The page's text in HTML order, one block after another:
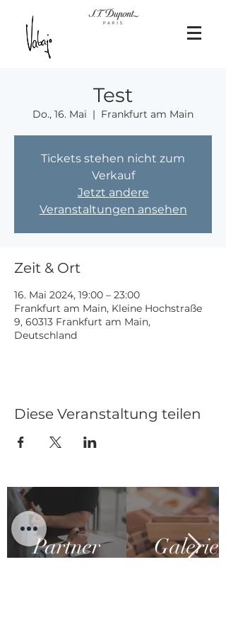
Test
Do., 16. Mai
  |
Frankfurt am Main
Tickets stehen nicht zum
Verkauf
Jetzt andere
Veranstaltungen ansehen
Zeit & Ort
16. Mai 2024, 19:00 – 23:00
Frankfurt am Main, Kleine Hochstraße
9, 60313 Frankfurt am Main,
Deutschland
Diese Veranstaltung teilen
Partner Galerie